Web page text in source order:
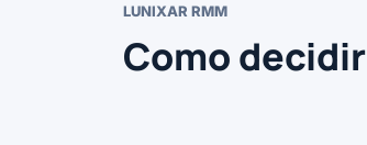
LUNIXAR RMM
Como decidir